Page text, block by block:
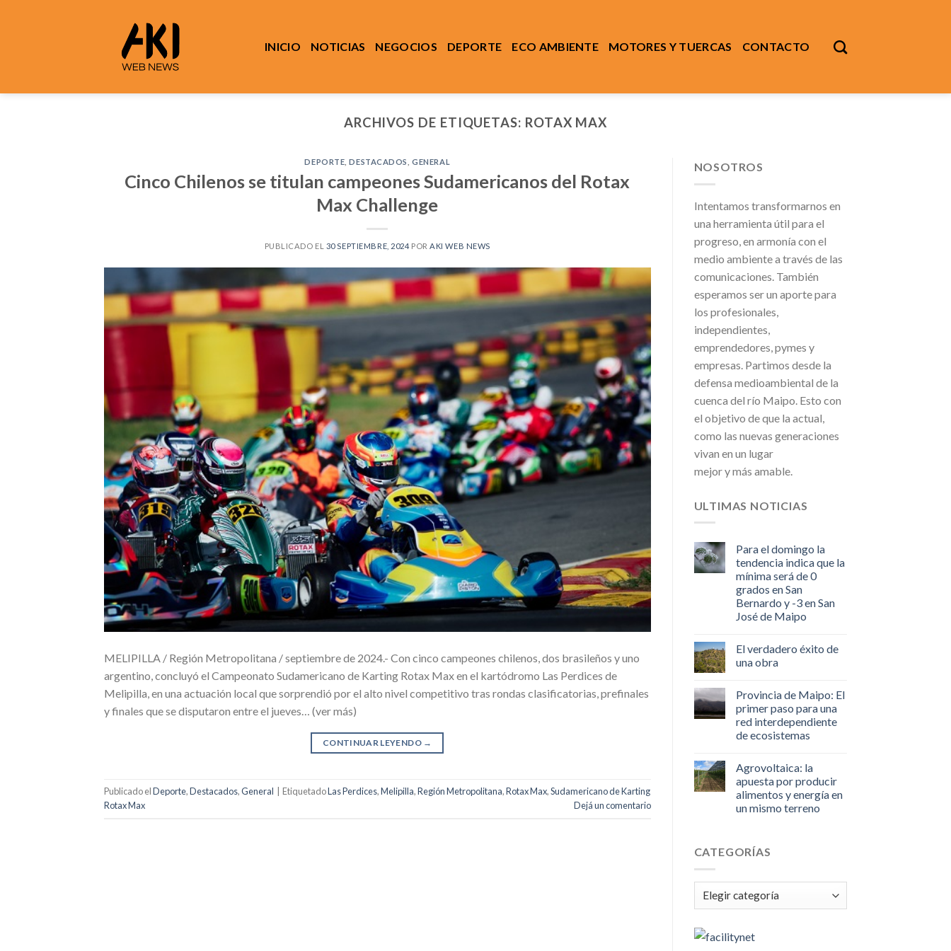
INICIO NOTICIAS NEGOCIOS DEPORTE ECO AMBIENTE MOTORES Y TUERCAS CONTACTO
ARCHIVOS DE ETIQUETAS: ROTAX MAX
DEPORTE ,DESTACADOS ,GENERAL
Cinco Chilenos se titulan campeones Sudamericanos del Rotax
Max Challenge
PUBLICADO EL 30 SEPTIEMBRE, 2024 PORAKI WEB NEWS
MELIPILLA / Región Metropolitana / septiembre de 2024.- Con cinco campeones chilenos, dos brasileños y uno
argentino, concluyó el Campeonato Sudamericano de Karting Rotax Max en el kartódromo Las Perdices de
Melipilla, en una actuación local que sorprendió por el alto nivel competitivo tras rondas clasificatorias, prefinales
y finales que se disputaron entre el jueves… (ver más)
CONTINUAR LEYENDO →
Publicado elDeporte,Destacados,General EtiquetadoLas Perdices,Melipilla,Región Metropolitana,Rotax Max,Sudamericano de Karting
Rotax Max
Dejá un comentario
NOSOTROS
Intentamos transformarnos en
una herramienta útil para el
progreso, en armonía con el
medio ambiente a través de las
comunicaciones. También
esperamos ser un aporte para
los profesionales,
independientes,
emprendedores, pymes y
empresas. Partimos desde la
defensa medioambiental de la
cuenca del río Maipo. Esto con
el objetivo de que la actual,
como las nuevas generaciones
vivan en un lugar
mejor y más amable.
ULTIMAS NOTICIAS
Para el domingo la
tendencia indica que la
mínima será de 0
grados en San
Bernardo y -3 en San
José de Maipo
El verdadero éxito de
una obra
Provincia de Maipo: El
primer paso para una
red interdependiente
de ecosistemas
Agrovoltaica: la
apuesta por producir
alimentos y energía en
un mismo terreno
CATEGORÍAS
Categorías